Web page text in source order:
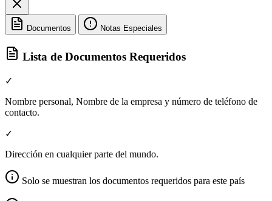
Documentos Notas Especiales
Lista de Documentos Requeridos
✓
Nombre personal, Nombre de la empresa y número de teléfono de
contacto.
✓
Dirección en cualquier parte del mundo.
Solo se muestran los documentos requeridos para este país